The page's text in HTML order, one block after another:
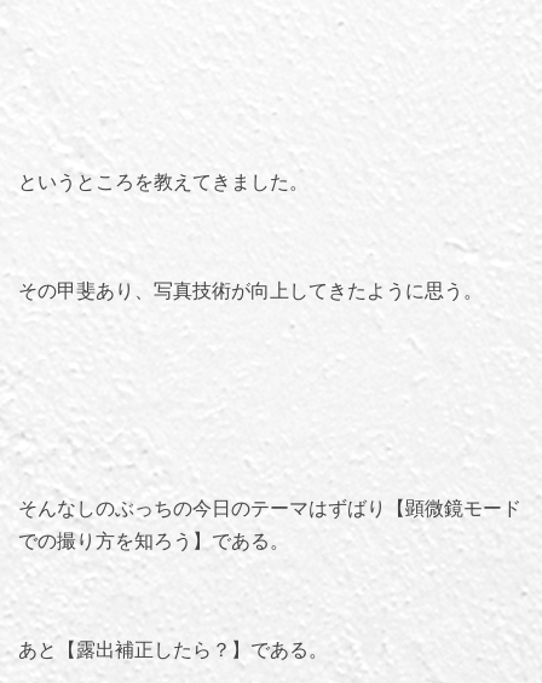
というところを教えてきました。
その甲斐あり、写真技術が向上してきたように思う。
そんなしのぶっちの今日のテーマはずばり【顕微鏡モード
での撮り方を知ろう】である。
あと【露出補正したら？】である。